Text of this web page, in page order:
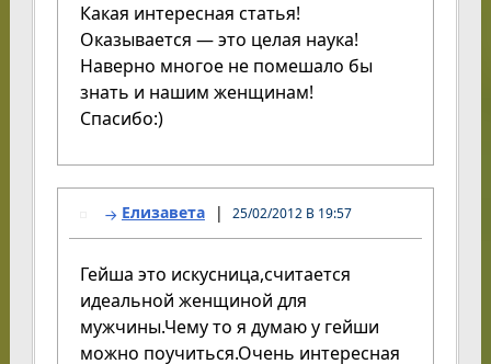
Какая интересная статья!
Оказывается — это целая наука!
Наверно многое не помешало бы
знать и нашим женщинам!
Спасибо:)
Елизавета 25/02/2012 В 19:57
Гейша это искусница,считается
идеальной женщиной для
мужчины.Чему то я думаю у гейши
можно поучиться.Очень интересная